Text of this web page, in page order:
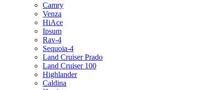
Camry
Venza
HiAce
Ipsum
Rav-4
Sequoia-4
Land Cruiser Prado
Land Cruiser 100
Highlander
Caldina